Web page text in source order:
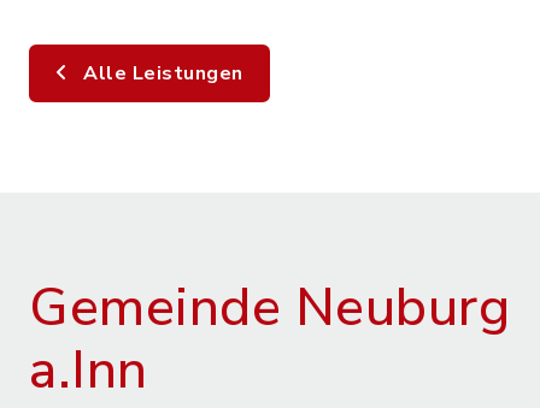
Alle Leistungen
Gemeinde Neuburg
a.Inn